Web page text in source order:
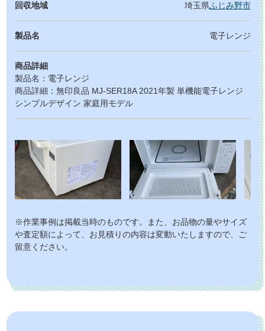
回収地域 埼玉県ふじみ野市
製品名 電子レンジ
商品詳細
製品名：電子レンジ
商品詳細：無印良品 MJ-SER18A 2021年製 単機能電子レンジ
シンプルデザイン 家庭用モデル
※作業事例は掲載当時のものです。また、お品物の量やサイズ
や査定額によって、お見積りの内容は変動いたしますので、ご
留意ください。